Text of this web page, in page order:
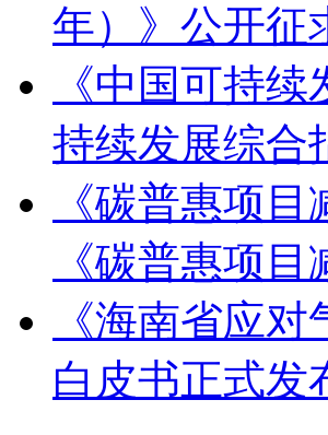
年）》公开征
《中国可持
持续发展综合
《碳普惠项
《碳普惠项
《海南省应
白皮书正式发